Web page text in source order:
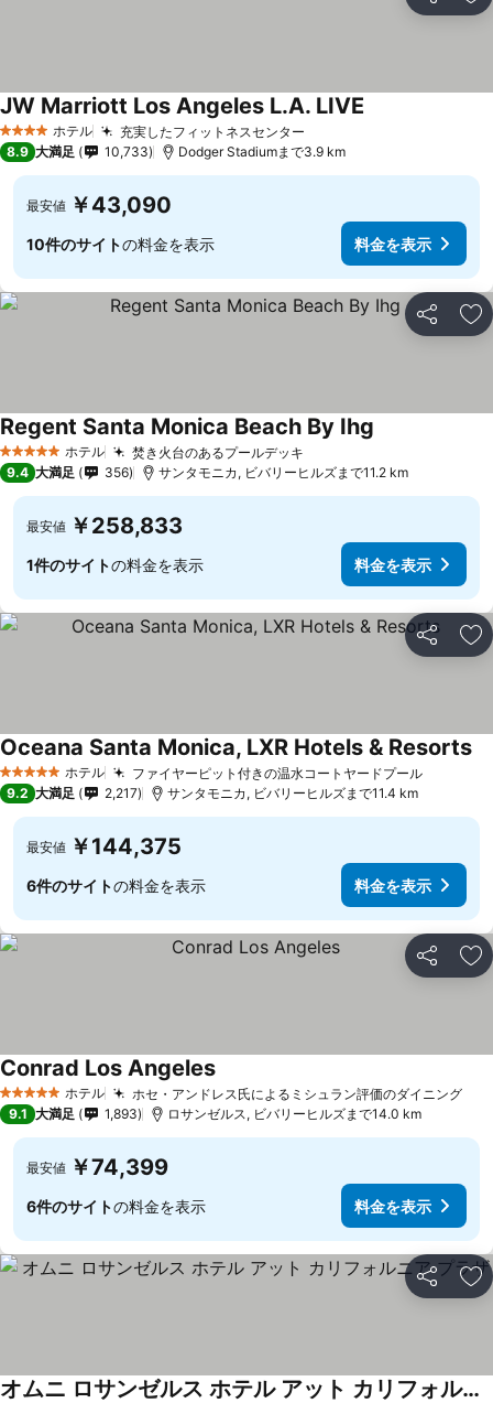
お
4 ホテルのランク
ホテル 充実したフィットネスセンター
JW Marriott Los Angeles L.A. LIVE
8.9 大満足 10,733 Dodger Stadiumまで3.9 km
最安値 ￥43,090
10件のサイトの料金を表示 料金を表示
シェア お
5 ホテルのランク
ホテル 焚き火台のあるプールデッキ
Regent Santa Monica Beach By Ihg
9.4 大満足 356 サンタモニカ, ビバリーヒルズまで11.2 km
最安値 ￥258,833
1件のサイトの料金を表示 料金を表示
シェア お
5 ホテルのランク
ホテル ファイヤーピット付きの温水コートヤードプール
Oceana Santa Monica, LXR Hotels & Resorts
9.2 大満足 2,217 サンタモニカ, ビバリーヒルズまで11.4 km
最安値 ￥144,375
6件のサイトの料金を表示 料金を表示
シェア お
5 ホテルのランク
ホテル ホセ・アンドレス氏によるミシュラン評価のダイニング
Conrad Los Angeles
9.1 大満足 1,893 ロサンゼルス, ビバリーヒルズまで14.0 km
最安値 ￥74,399
6件のサイトの料金を表示 料金を表示
シェア お
オムニ ロサンゼルス ホテル アット カリフォルニア プラザ